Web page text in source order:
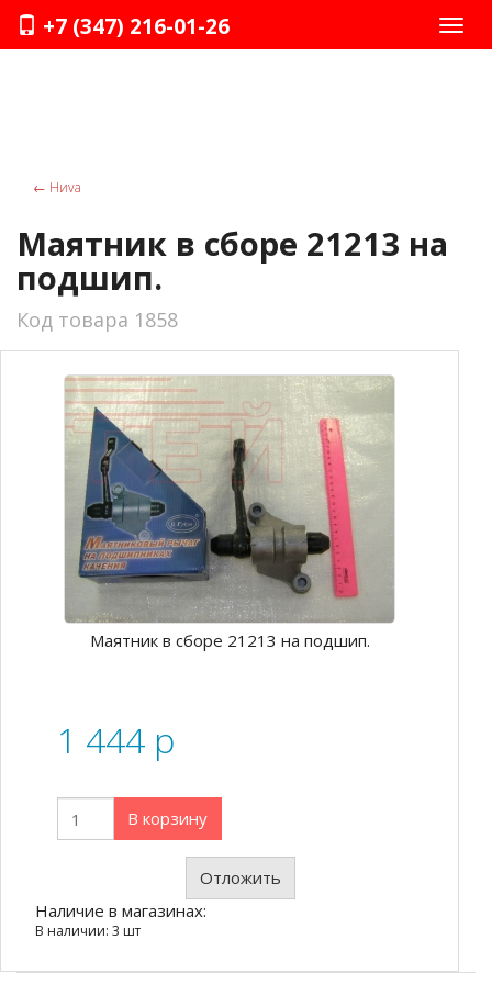
+7 (347) 216-01-26
← Ниvа
Маятник в сборе 21213 на
подшип.
Код товара 1858
Маятник в сборе 21213 на подшип.
1 444 p
В корзину
Отложить
Наличие в магазинах:
В наличии: 3 шт